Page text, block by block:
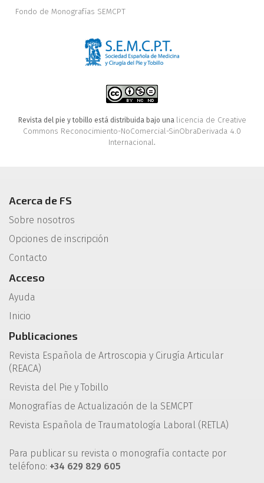
Fondo de Monografías SEMCPT
Revista del pie y tobillo está distribuida bajo una licencia de Creative
Commons Reconocimiento-NoComercial-SinObraDerivada 4.0
Internacional.
Acerca de FS
Sobre nosotros
Opciones de inscripción
Contacto
Acceso
Ayuda
Inicio
Publicaciones
Revista Española de Artroscopia y Cirugía Articular
(REACA)
Revista del Pie y Tobillo
Monografías de Actualización de la SEMCPT
Revista Española de Traumatología Laboral (RETLA)
Para publicar su revista o monografía contacte por
teléfono: +34 629 829 605